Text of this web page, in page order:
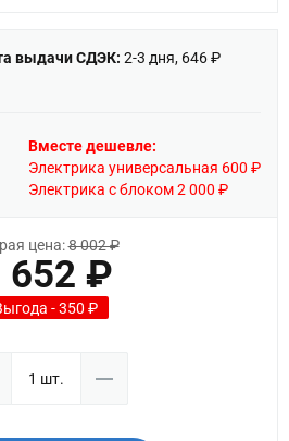
выдачи СДЭК: 2-3 дня, 646 ₽
Вместе дешевле:
Электрика универсальная 600 ₽
Электрика с блоком 2 000 ₽
цена:8 002 ₽
652 ₽
- 350 ₽